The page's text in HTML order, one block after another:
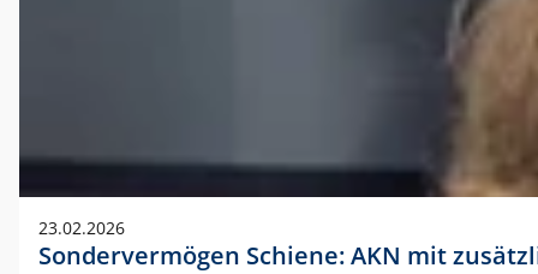
23.02.2026
Sondervermögen Schiene: AKN mit